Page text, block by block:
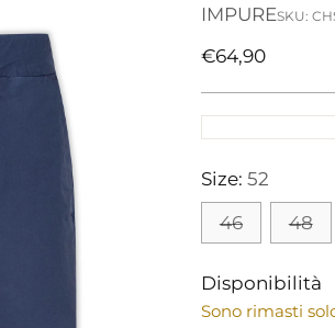
IMPURESKU:
Prezzo
€64,90
Size: 52
46
48
Disponibilità
Sono rimasti